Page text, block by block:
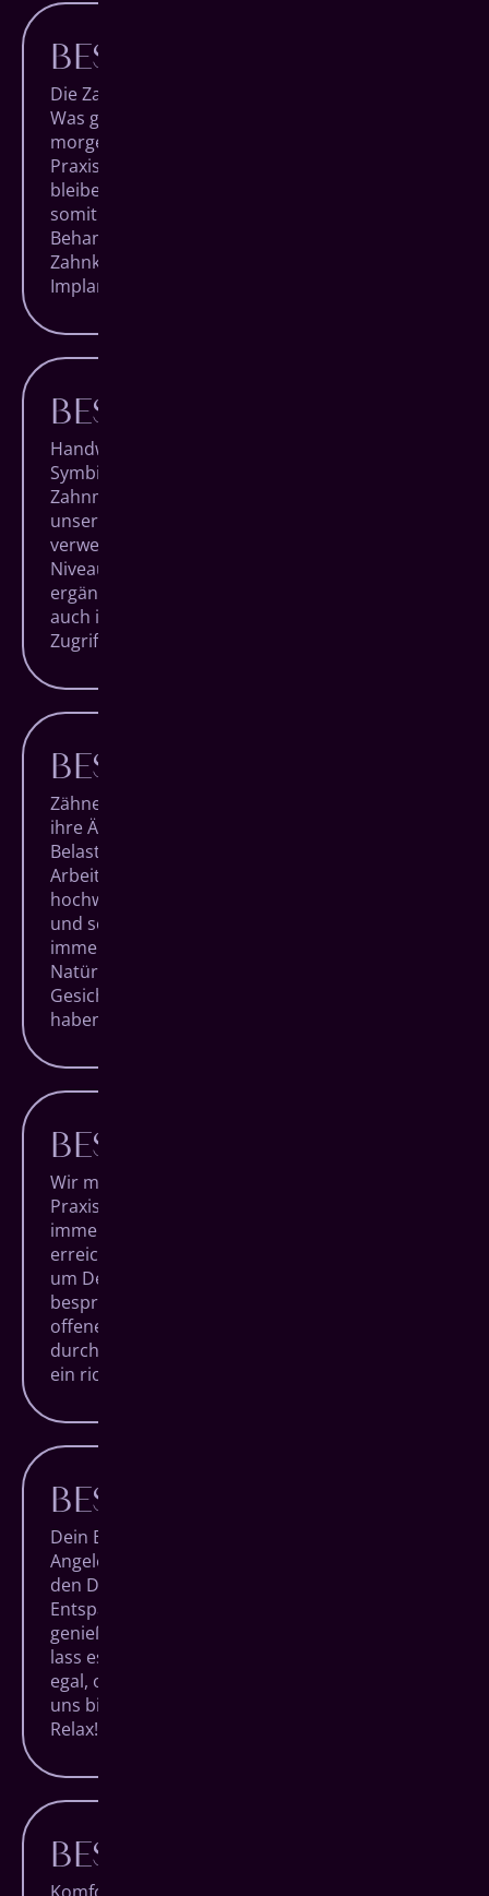
BESTE BEHANDLUNG
Die Zahnmedizin macht täglich Fortschritte.
Was gestern noch unmöglich schien, ist
morgen vielleicht eine Revolution. Als moderne
Praxis mit den höchsten Qualitätsansprüchen
bleiben wir am Puls der Zeit und ermöglichen
somit die bewährtesten und innovativsten
Behandlungsmethoden der Welt. Von der
Zahnkorrektur bis zum vollständigen
Implantat-System.
BESTE TECHNIK
Handwerk und Technologie in perfekter
Symbiose. Das zeichnet hochqualitative
Zahnmedizin aus. Das bedeutet, dass neben
unserer Expertise und Erfahrung auch die
verwendeten Geräte auf absolutem High End-
Niveau sind und unsere Handgriffe ideal
ergänzen, sowohl im Behandlungsraum als
auch im hauseigenen Dentallabor mit direktem
Zugriff auf millimetergenaue Fertigungen.
BESTE MATERIALIEN
Zähne sind einzigartig. Sowohl mit Blick auf
ihre Ästhetik als auch auf ihre hohe
Belastbarkeit. Bei jedem unserer
Arbeitsschritte verwenden wir daher nur die
hochwertigsten Materialien, um für langlebige
und schöne Ergebnisse zu sorgen. Und das
immer unter dem Aspekt der individuellen
Natürlichkeit jedes Patienten. Für strahlende
Gesichter, die lange Freude an ihren Zähnen
haben.
BESTE BERATUNG
Wir möchten, dass Du voller Vertrauen unsere
Praxis betrittst und sie nach Deinem Termin
immer glücklich wieder verlässt. Um das zu
erreichen, nehmen wir uns besonders viel Zeit,
um Deine Behandlungen detailliert zu
besprechen, Dich zu beraten und Dir Deine
offenen Fragen zu beantworten. Denn nur
durch Aufklärung schafft man Verständnis und
ein richtig gutes Bauchgefühl.
BESTER KOMFORT
Dein Besuch bei uns soll keine lästige
Angelegenheit sein, sondern ein Termin, auf
den Du Dich trotz Alltagsstress freuen kannst.
Entspanne Dich in unseren Räumlichkeiten,
genieße den Blick über die Siegener City und
lass es Dir bei einem Getränk gut gehen. Ganz
egal, ob Du nur zur Routineuntersuchung bei
uns bist oder ein besonderer Eingriff ansteht:
Relax!
BESTE LAGE